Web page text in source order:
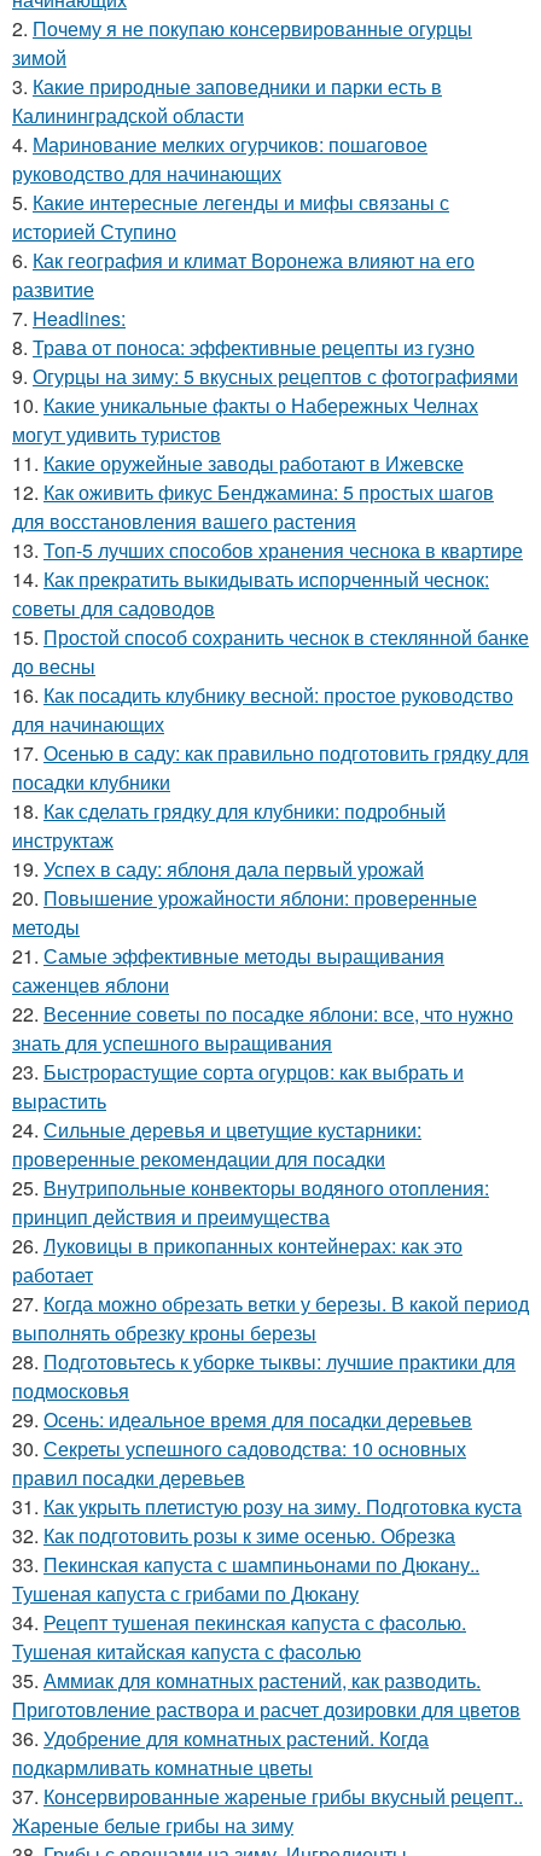
2. Почему я не покупаю консервированные огурцы
зимой
3. Какие природные заповедники и парки есть в
Калининградской области
4. Маринование мелких огурчиков: пошаговое
руководство для начинающих
5. Какие интересные легенды и мифы связаны с
историей Ступино
6. Как география и климат Воронежа влияют на его
развитие
7. Headlines:
8. Трава от поноса: эффективные рецепты из гузно
9. Огурцы на зиму: 5 вкусных рецептов с фотографиями
10. Какие уникальные факты о Набережных Челнах
могут удивить туристов
11. Какие оружейные заводы работают в Ижевске
12. Как оживить фикус Бенджамина: 5 простых шагов
для восстановления вашего растения
13. Топ-5 лучших способов хранения чеснока в квартире
14. Как прекратить выкидывать испорченный чеснок:
советы для садоводов
15. Простой способ сохранить чеснок в стеклянной банке
до весны
16. Как посадить клубнику весной: простое руководство
для начинающих
17. Осенью в саду: как правильно подготовить грядку для
посадки клубники
18. Как сделать грядку для клубники: подробный
инструктаж
19. Успех в саду: яблоня дала первый урожай
20. Повышение урожайности яблони: проверенные
методы
21. Самые эффективные методы выращивания
саженцев яблони
22. Весенние советы по посадке яблони: все, что нужно
знать для успешного выращивания
23. Быстрорастущие сорта огурцов: как выбрать и
вырастить
24. Сильные деревья и цветущие кустарники:
проверенные рекомендации для посадки
25. Внутрипольные конвекторы водяного отопления:
принцип действия и преимущества
26. Луковицы в прикопанных контейнерах: как это
работает
27. Когда можно обрезать ветки у березы. В какой период
выполнять обрезку кроны березы
28. Подготовьтесь к уборке тыквы: лучшие практики для
подмосковья
29. Осень: идеальное время для посадки деревьев
30. Секреты успешного садоводства: 10 основных
правил посадки деревьев
31. Как укрыть плетистую розу на зиму. Подготовка куста
32. Как подготовить розы к зиме осенью. Обрезка
33. Пекинская капуста с шампиньонами по Дюкану..
Тушеная капуста с грибами по Дюкану
34. Рецепт тушеная пекинская капуста с фасолью.
Тушеная китайская капуста с фасолью
35. Аммиак для комнатных растений, как разводить.
Приготовление раствора и расчет дозировки для цветов
36. Удобрение для комнатных растений. Когда
подкармливать комнатные цветы
37. Консервированные жареные грибы вкусный рецепт..
Жареные белые грибы на зиму